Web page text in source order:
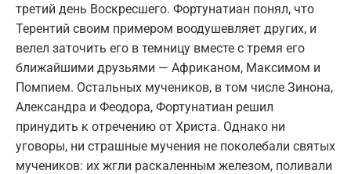
третий день Воскресшего. Фортунатиан понял, что
Терентий своим примером воодушевляет других, и
велел заточить его в темницу вместе с тремя его
ближайшими друзьями — Африканом, Максимом и
Помпием. Остальных мучеников, в том числе Зинона,
Александра и Феодора, Фортунатиан решил
принудить к отречению от Христа. Однако ни
уговоры, ни страшные мучения не поколебали святых
мучеников: их жгли раскаленным железом, поливали